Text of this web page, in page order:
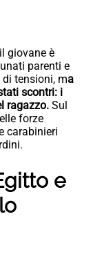
giovane è
parenti e
tensioni, ma
scontri: i
ragazzo. Sul
forze
carabinieri
e